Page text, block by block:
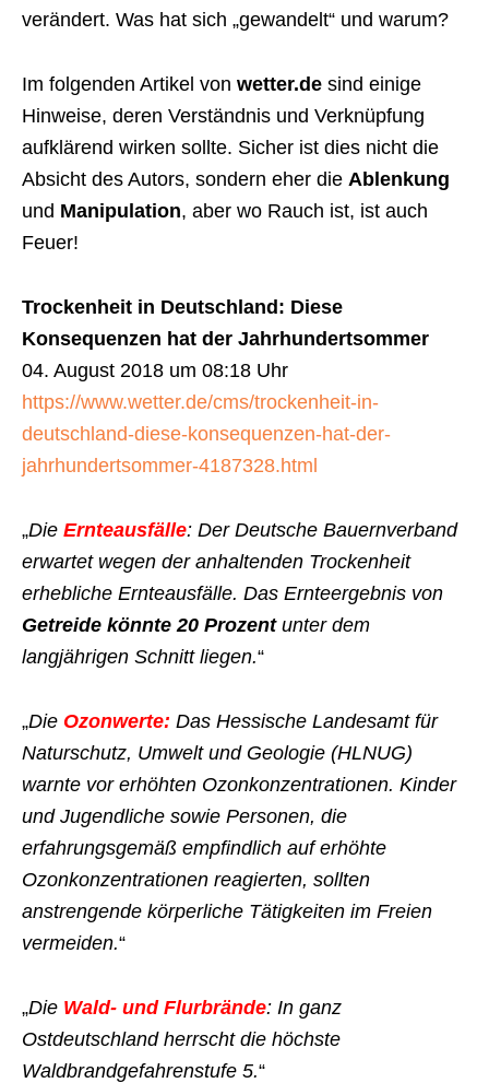
verändert. Was hat sich „gewandelt“ und warum?
Im folgenden Artikel von wetter.de sind einige
Hinweise, deren Verständnis und Verknüpfung
aufklärend wirken sollte. Sicher ist dies nicht die
Absicht des Autors, sondern eher die Ablenkung
und Manipulation, aber wo Rauch ist, ist auch
Feuer!
Trockenheit in Deutschland: Diese
Konsequenzen hat der Jahrhundertsommer
04. August 2018 um 08:18 Uhr
https://www.wetter.de/cms/trockenheit-in-
deutschland-diese-konsequenzen-hat-der-
jahrhundertsommer-4187328.html
„Die Ernteausfälle: Der Deutsche Bauernverband
erwartet wegen der anhaltenden Trockenheit
erhebliche Ernteausfälle. Das Ernteergebnis von
Getreide könnte 20 Prozentunter dem
langjährigen Schnitt liegen.“
„Die Ozonwerte: Das Hessische Landesamt für
Naturschutz, Umwelt und Geologie (HLNUG)
warnte vor erhöhten Ozonkonzentrationen. Kinder
und Jugendliche sowie Personen, die
erfahrungsgemäß empfindlich auf erhöhte
Ozonkonzentrationen reagierten, sollten
anstrengende körperliche Tätigkeiten im Freien
vermeiden.“
„Die Wald- und Flurbrände: In ganz
Ostdeutschland herrscht die höchste
Waldbrandgefahrenstufe 5.“